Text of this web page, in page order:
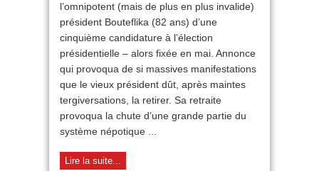
à
face
l’omnipotent (mais de plus en plus invalide)
président Bouteflika (82 ans) d’une
cinquième candidature à l’élection
présidentielle – alors fixée en mai. Annonce
qui provoqua de si massives manifestations
que le vieux président dût, après maintes
tergiversations, la retirer. Sa retraite
provoqua la chute d’une grande partie du
système népotique ...
Lire la suite...